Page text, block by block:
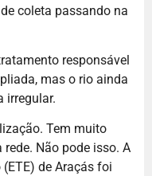
coleta passando na
responsável
mas o rio ainda
irregular.
Tem muito
Não pode isso. A
de Araçás foi